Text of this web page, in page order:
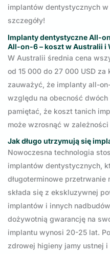
implantów dentystycznych
szczegóły!
Implanty dentystyczne All-
All-on-6 – koszt w Australii i
W Australii średnia cena
od 15 000 do 27 000 USD
zauważyć, że implanty all-
względu na obecność
pamiętać, że koszt tanich
może wzrosnąć w
Jak długo utrzymują się
Nowoczesna technologia
implantów dentystycznych,
długoterminowe przetrwanie
składa się z ekskluzywnej
implantów i innych
dożywotnią gwarancję na
implantu wynosi 20-25 lat.
zdrowej higieny jamy ustnej